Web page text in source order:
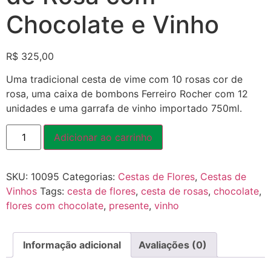
Chocolate e Vinho
R$ 325,00
Uma tradicional cesta de vime com 10 rosas cor de
rosa, uma caixa de bombons Ferreiro Rocher com 12
unidades e uma garrafa de vinho importado 750ml.
Adicionar ao carrinho
SKU: 10095 Categorias: Cestas de Flores, Cestas de
Vinhos Tags: cesta de flores, cesta de rosas, chocolate,
flores com chocolate, presente, vinho
Informação adicional Avaliações (0)